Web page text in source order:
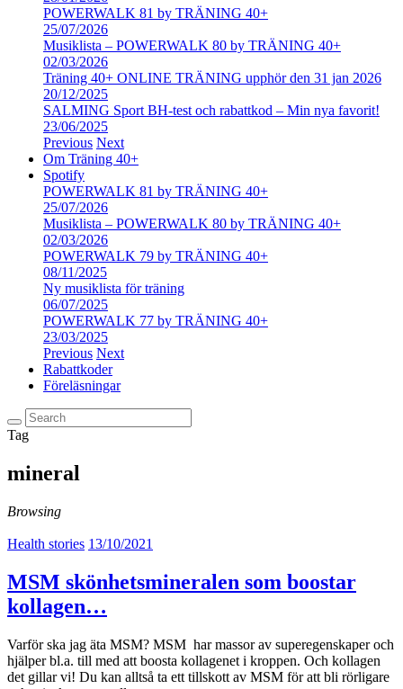
POWERWALK 81 by TRÄNING 40+
25/07/2026
Musiklista – POWERWALK 80 by TRÄNING 40+
02/03/2026
Träning 40+ ONLINE TRÄNING upphör den 31 jan 2026
20/12/2025
SALMING Sport BH-test och rabattkod – Min nya favorit!
23/06/2025
Previous Next
Om Träning 40+
Spotify
POWERWALK 81 by TRÄNING 40+
25/07/2026
Musiklista – POWERWALK 80 by TRÄNING 40+
02/03/2026
POWERWALK 79 by TRÄNING 40+
08/11/2025
Ny musiklista för träning
06/07/2025
POWERWALK 77 by TRÄNING 40+
23/03/2025
Previous Next
Rabattkoder
Föreläsningar
Tag
mineral
Browsing
Health stories 13/10/2021
MSM skönhetsmineralen som boostar
kollagen…
Varför ska jag äta MSM? MSM har massor av superegenskaper och
hjälper bl.a. till med att boosta kollagenet i kroppen. Och kollagen
det gillar vi! Du kan alltså ta ett tillskott av MSM för att bli rörligare